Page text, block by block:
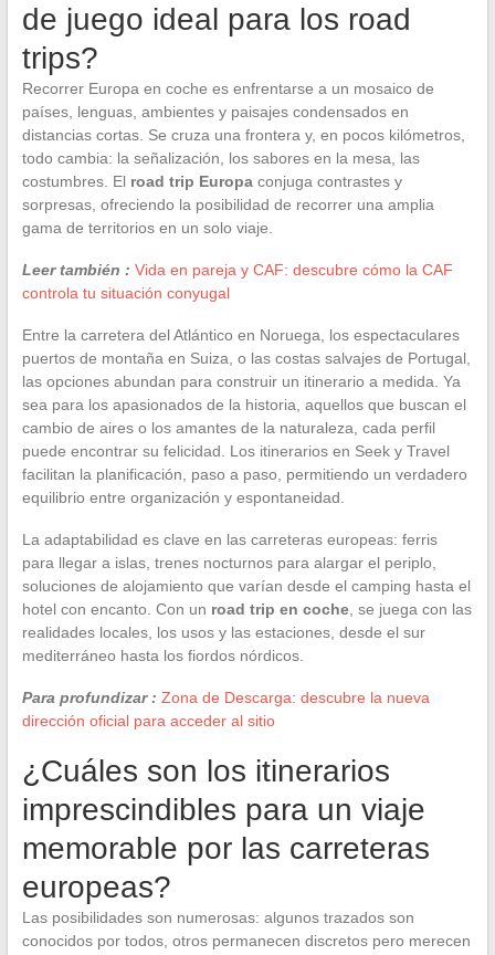
de juego ideal para los road
trips?
Recorrer Europa en coche es enfrentarse a un mosaico de
países, lenguas, ambientes y paisajes condensados en
distancias cortas. Se cruza una frontera y, en pocos kilómetros,
todo cambia: la señalización, los sabores en la mesa, las
costumbres. El road trip Europaconjuga contrastes y
sorpresas, ofreciendo la posibilidad de recorrer una amplia
gama de territorios en un solo viaje.
Leer también : Vida en pareja y CAF: descubre cómo la CAF
controla tu situación conyugal
Entre la carretera del Atlántico en Noruega, los espectaculares
puertos de montaña en Suiza, o las costas salvajes de Portugal,
las opciones abundan para construir un itinerario a medida. Ya
sea para los apasionados de la historia, aquellos que buscan el
cambio de aires o los amantes de la naturaleza, cada perfil
puede encontrar su felicidad. Los itinerarios en Seek y Travel
facilitan la planificación, paso a paso, permitiendo un verdadero
equilibrio entre organización y espontaneidad.
La adaptabilidad es clave en las carreteras europeas: ferris
para llegar a islas, trenes nocturnos para alargar el periplo,
soluciones de alojamiento que varían desde el camping hasta el
hotel con encanto. Con un road trip en coche, se juega con las
realidades locales, los usos y las estaciones, desde el sur
mediterráneo hasta los fiordos nórdicos.
Para profundizar : Zona de Descarga: descubre la nueva
dirección oficial para acceder al sitio
¿Cuáles son los itinerarios
imprescindibles para un viaje
memorable por las carreteras
europeas?
Las posibilidades son numerosas: algunos trazados son
conocidos por todos, otros permanecen discretos pero merecen